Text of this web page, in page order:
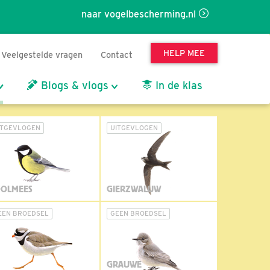
naar vogelbescherming.nl
Veelgestelde vragen Contact HELP MEE
Blogs & vlogs In de klas
UITGEVLOGEN
GIERZWALUW
BROEDSEL GEEN BROEDSEL
GRAUWE